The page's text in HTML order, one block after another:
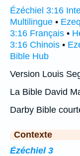
Ézéchiel 3:16
Multilingue •
3:16 Français •
3:16 Chinois •
Bible Hub
Version Louis
La Bible David
Darby Bible
Contexte
Ézéchiel 3